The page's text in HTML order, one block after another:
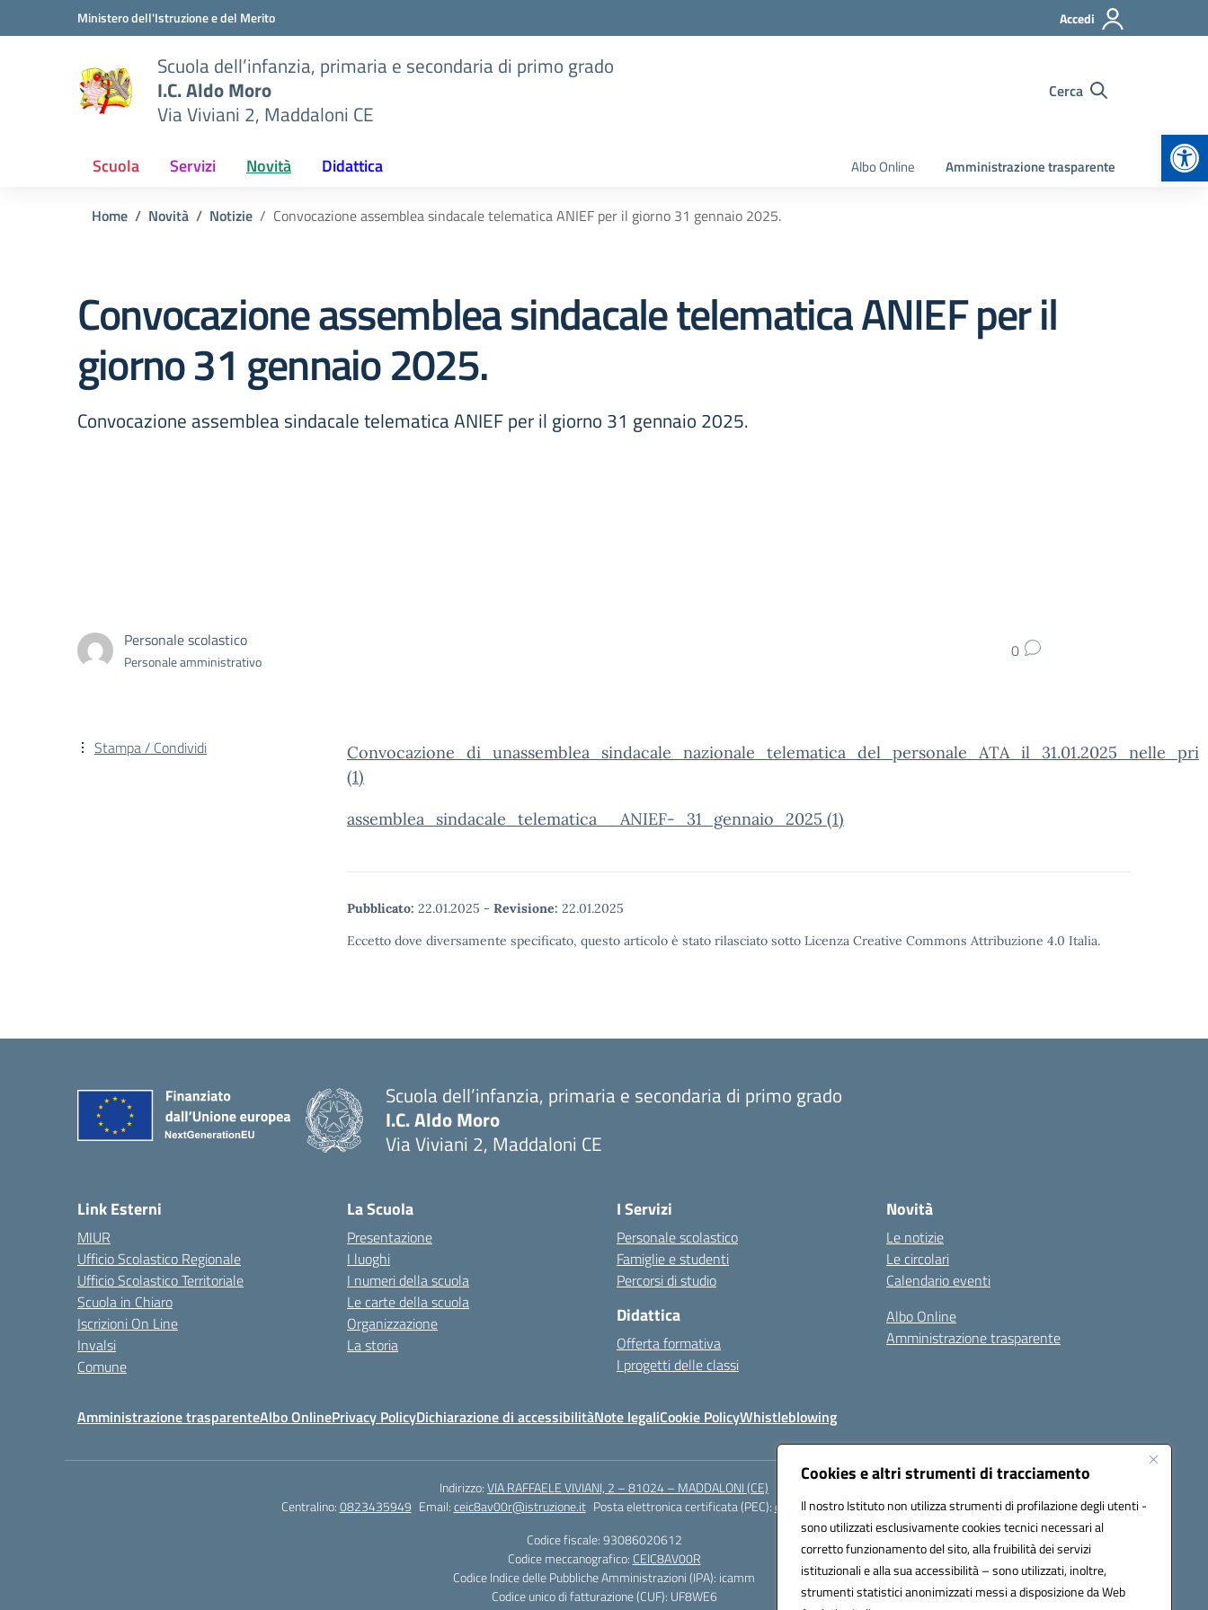
Cookies e altri strumenti di tracciamento
Il nostro Istituto non utilizza strumenti di profilazione degli utenti -
sono utilizzati esclusivamente cookies tecnici necessari al
corretto funzionamento del sito, alla fruibilità dei servizi
istituzionali e alla sua accessibilità – sono utilizzati, inoltre,
strumenti statistici anonimizzati messi a disposizione da Web
Vai ai contenuti
Vai al menu di navigazioneMinistero dell'Istruzione e del Merito Accedi
Scuola dell’infanzia, primaria e secondaria di primo grado
I.C. Aldo Moro
Via Viviani 2, Maddaloni CE
Cerca
Scuola Servizi Novità Didattica Albo Online Amministrazione trasparente
Home Novità Notizie Convocazione assemblea sindacale telematica ANIEF per il giorno 31 gennaio 2025.
Convocazione assemblea sindacale telematica ANIEF per il
giorno 31 gennaio 2025.
Convocazione assemblea sindacale telematica ANIEF per il giorno 31 gennaio 2025.
Personale scolastico
Personale amministrativo 0
Convocazione_di_unassemblea_sindacale_nazionale_telematica_del_personale_ATA_il_31.01.2025_nelle_pri
(1)
assemblea_sindacale_telematica__ANIEF-_31_gennaio_2025 (1)
Pubblicato: 22.01.2025 - Revisione: 22.01.2025
Eccetto dove diversamente specificato, questo articolo è stato rilasciato sotto Licenza Creative Commons Attribuzione 4.0 Italia.
Stampa / Condividi
Scuola dell’infanzia, primaria e secondaria di primo grado
I.C. Aldo Moro
Via Viviani 2, Maddaloni CE
Link Esterni
MIUR
Ufficio Scolastico Regionale
Ufficio Scolastico Territoriale
Scuola in Chiaro
Iscrizioni On Line
Invalsi
Comune
La Scuola
Presentazione
I luoghi
I numeri della scuola
Le carte della scuola
Organizzazione
La storia
I Servizi
Personale scolastico
Famiglie e studenti
Percorsi di studio
Didattica
Offerta formativa
I progetti delle classi
Novità
Le notizie
Le circolari
Calendario eventi
Albo Online
Amministrazione trasparente
Amministrazione trasparenteAlbo OnlinePrivacy PolicyDichiarazione di accessibilitàNote legaliCookie PolicyWhistleblowing
Indirizzo:VIA RAFFAELE VIVIANI, 2 – 81024 – MADDALONI (CE)
Centralino:0823435949 Email:ceic8av00r@istruzione.it Posta elettronica certificata (PEC):ceic8av00r@pec.istruzione.it
Codice fiscale: 93086020612
Codice meccanografico: CEIC8AV00R
Codice Indice delle Pubbliche Amministrazioni (IPA): icamm
Codice unico di fatturazione (CUF): UF8WE6